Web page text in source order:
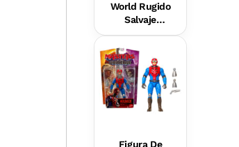
World Rugido
Salvaje
Dinosaurio
De Juguete
Surtido +4
Años
Figura De